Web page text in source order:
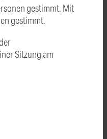
gestimmt. Mit
gestimmt.
Sitzung am